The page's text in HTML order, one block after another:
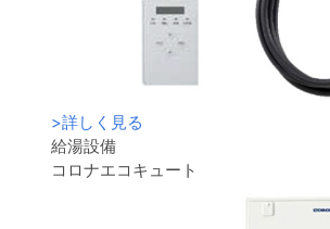
>詳しく見る
給湯設備
コロナエコキュート